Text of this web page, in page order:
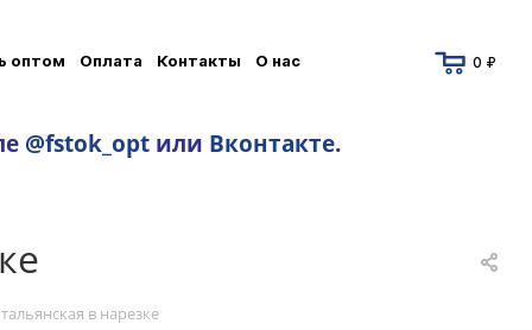
оптом Оплата Контакты О нас 0 ₽
@fstok_opt или Вконтакте.
в нарезке